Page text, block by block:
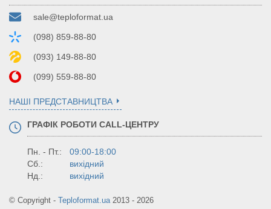
sale@teploformat.ua
(098) 859-88-80
(093) 149-88-80
(099) 559-88-80
НАШІ ПРЕДСТАВНИЦТВА
ГРАФІК РОБОТИ CALL-ЦЕНТРУ
Пн. - Пт.:
09:00-18:00
Сб.:
вихідний
Нд.:
вихідний
© Copyright - Teploformat.ua2013 - 2026